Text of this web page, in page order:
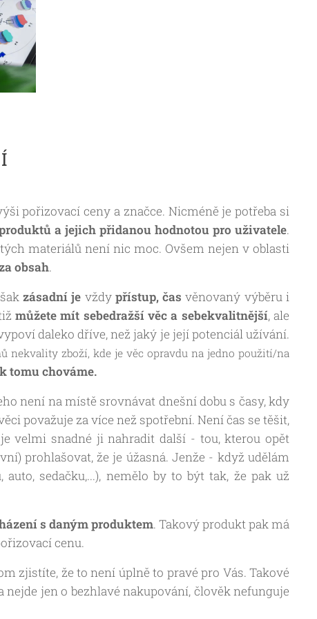
pořizovací ceny a značce. Nicméně je potřeba si
a jejich přidanou hodnotou pro uživatele.
materiálů není nic moc. Ovšem nejen v oblasti
obsah.
zásadní je vždy přístup,čas věnovaný výběru i
můžete mít sebedražší věc a sebekvalitnější, ale
daleko dříve, než jaký je její potenciál užívání.
nekvality zboží, kde je věc opravdu na jedno použití/na
tomu chováme.
není na místě srovnávat dnešní dobu s časy, kdy
považuje za více než spotřební. Není čas se těšit,
velmi snadné ji nahradit další - tou, kterou opět
prohlašovat, že je úžasná. Jenže - když udělám
sedačku,...), nemělo by to být tak, že pak už
s daným produktem. Takový produkt pak má
cenu.
zjistíte, že to není úplně to pravé pro Vás. Takové
jen o bezhlavé nakupování, člověk nefunguje